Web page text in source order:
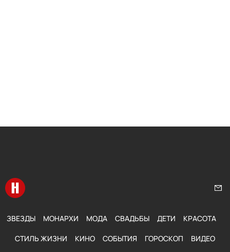
Перейти на главную
ЗВЕЗДЫ МОНАРХИ МОДА СВАДЬБЫ ДЕТИ КРАСОТА
СТИЛЬ ЖИЗНИ КИНО СОБЫТИЯ ГОРОСКОП ВИДЕО